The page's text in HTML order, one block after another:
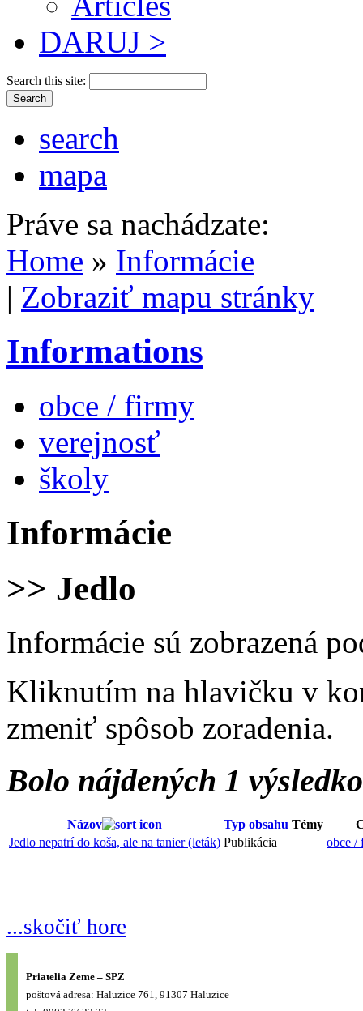
DARUJ >
Search this site:
search
mapa
Práve sa nachádzate:
Home » Informácie
| Zobraziť mapu stránky
Informations
obce / firmy
verejnosť
školy
Informácie
>> Jedlo
Informácie sú zobrazená
Kliknutím na hlavičku v
zmeniť spôsob zoradenia.
Bolo nájdených 1
Názov Typ obsahu Témy
Jedlo nepatrí do koša, ale na tanier (leták) Publikácia obce /
...skočiť hore
Priatelia Zeme – SPZ
poštová adresa: Haluzice 761, 91307 Haluzice